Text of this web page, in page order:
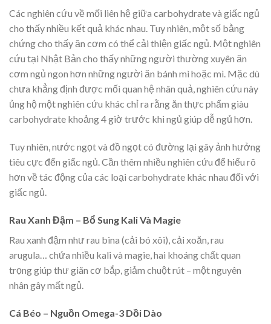
Các nghiên cứu về mối liên hệ giữa carbohydrate và giấc ngủ
cho thấy nhiều kết quả khác nhau. Tuy nhiên, một số bằng
chứng cho thấy ăn cơm có thể cải thiện giấc ngủ. Một nghiên
cứu tại Nhật Bản cho thấy những người thường xuyên ăn
cơm ngủ ngon hơn những người ăn bánh mì hoặc mì. Mặc dù
chưa khẳng định được mối quan hệ nhân quả, nghiên cứu này
ủng hộ một nghiên cứu khác chỉ ra rằng ăn thực phẩm giàu
carbohydrate khoảng 4 giờ trước khi ngủ giúp dễ ngủ hơn.
Tuy nhiên, nước ngọt và đồ ngọt có đường lại gây ảnh hưởng
tiêu cực đến giấc ngủ. Cần thêm nhiều nghiên cứu để hiểu rõ
hơn về tác động của các loại carbohydrate khác nhau đối với
giấc ngủ.
Rau Xanh Đậm – Bổ Sung Kali Và Magie
Rau xanh đậm như rau bina (cải bó xôi), cải xoăn, rau
arugula… chứa nhiều kali và magie, hai khoáng chất quan
trọng giúp thư giãn cơ bắp, giảm chuột rút – một nguyên
nhân gây mất ngủ.
Cá Béo – Nguồn Omega-3 Dồi Dào